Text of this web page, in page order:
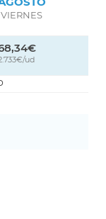
VIERNES
ud